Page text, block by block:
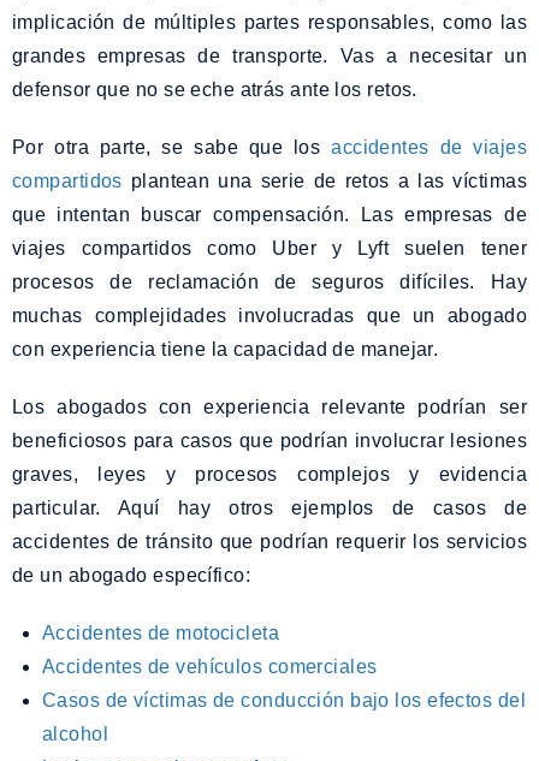
implicación de múltiples partes responsables, como las
grandes empresas de transporte. Vas a necesitar un
defensor que no se eche atrás ante los retos.
Por otra parte, se sabe que losaccidentes de viajes
compartidos plantean una serie de retos a las víctimas
que intentan buscar compensación. Las empresas de
viajes compartidos como Uber y Lyft suelen tener
procesos de reclamación de seguros difíciles. Hay
muchas complejidades involucradas que un abogado
con experiencia tiene la capacidad de manejar.
Los abogados con experiencia relevante podrían ser
beneficiosos para casos que podrían involucrar lesiones
graves, leyes y procesos complejos y evidencia
particular. Aquí hay otros ejemplos de casos de
accidentes de tránsito que podrían requerir los servicios
de un abogado específico:
Accidentes de motocicleta
Accidentes de vehículos comerciales
Casos de víctimas de conducción bajo los efectos del
alcohol